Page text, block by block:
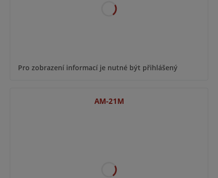
Pro zobrazení informací je nutné být přihlášený
AM-21M